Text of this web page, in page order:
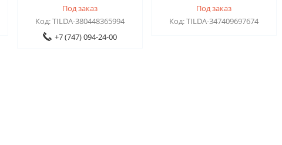
Под заказ
TILDA-380448365994
+7 (747) 094-24-00
Под заказ
TILDA-347409697674